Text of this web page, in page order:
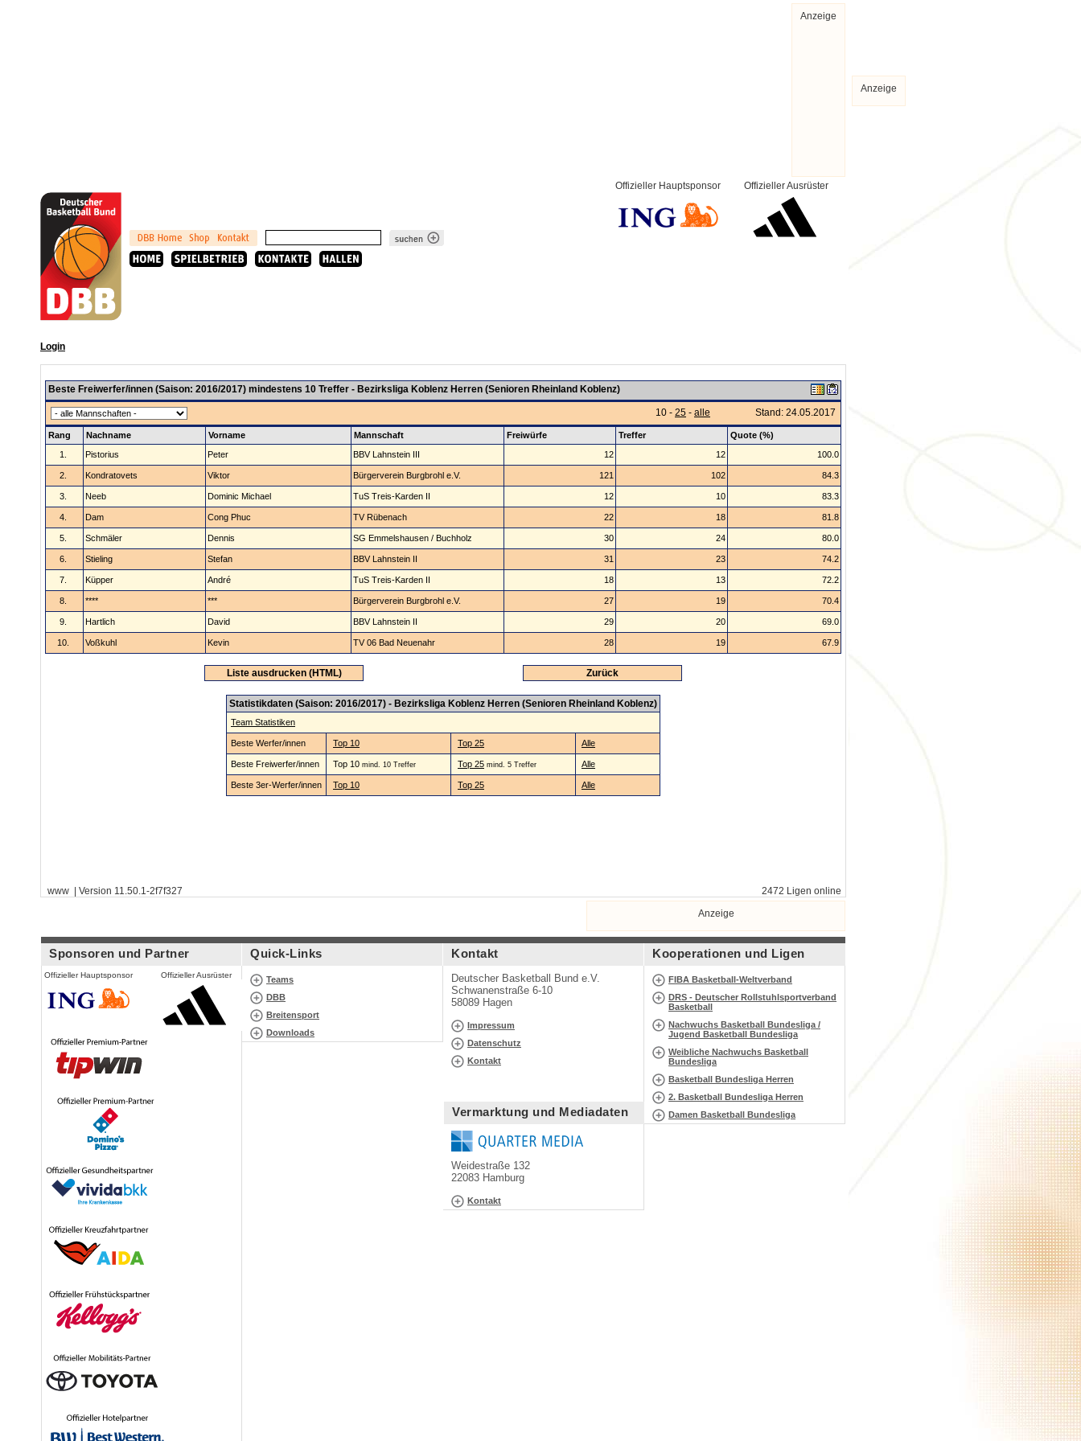
Anzeige
Offizieller Ausrüster
Offizieller Hauptsponsor
Login
Beste Freiwerfer/innen (Saison: 2016/2017) mindestens 10 Treffer - Bezirksliga Koblenz Herren (Senioren Rheinland Koblenz)
10 - 25 - alle Stand: 24.05.2017
Rang Nachname Vorname Mannschaft Freiwürfe Treffer
Quote (%)
1.
Pistorius Peter BBV Lahnstein III 12 12 100.0
2. Kondratovets Viktor Bürgerverein Burgbrohl e.V. 121 102 84.3
3. Neeb Dominic Michael TuS Treis-Karden II 12 10 83.3
4. Dam Cong Phuc TV Rübenach 22 18 81.8
5. Schmäler Dennis SG Emmelshausen / Buchholz 30 24 80.0
6. Stieling Stefan BBV Lahnstein II 31 23 74.2
7. Küpper André TuS Treis-Karden II 18 13 72.2
8. **** *** Bürgerverein Burgbrohl e.V. 27 19 70.4
9. Hartlich David BBV Lahnstein II 29 20 69.0
10. Voßkuhl Kevin TV 06 Bad Neuenahr 28 19 67.9
Liste ausdrucken (HTML) Zurück
Statistikdaten (Saison: 2016/2017) - Bezirksliga Koblenz Herren (Senioren Rheinland Koblenz)
Team Statistiken
Beste Werfer/innen Top 10 Top 25 Alle
Beste Freiwerfer/innen Top 10 mind. 10 Treffer Top 25 mind. 5 Treffer Alle
Beste 3er-Werfer/innen Top 10 Top 25 Alle
www | Version 11.50.1-2f7f327
2472 Ligen online
Anzeige
Sponsoren und Partner
Offizieller Hauptsponsor Offizieller Ausrüster
Quick-Links
Teams
DBB
Breitensport
Downloads
Kontakt
Deutscher Basketball Bund e.V.
Schwanenstraße 6-10
58089 Hagen
Impressum
Datenschutz
Kontakt
Vermarktung und Mediadaten
Weidestraße 132
22083 Hamburg
Kontakt
Kooperationen und Ligen
FIBA Basketball-Weltverband
DRS - Deutscher Rollstuhlsportverband
Basketball
Nachwuchs Basketball Bundesliga /
Jugend Basketball Bundesliga
Weibliche Nachwuchs Basketball
Bundesliga
Basketball Bundesliga Herren
2. Basketball Bundesliga Herren
Damen Basketball Bundesliga
Anzeige